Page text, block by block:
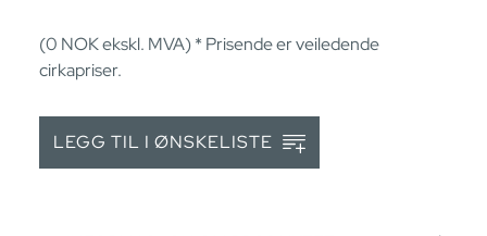
(0 NOKekskl. MVA) * Prisende er veiledende
cirkapriser.
LEGG TIL I ØNSKELISTE